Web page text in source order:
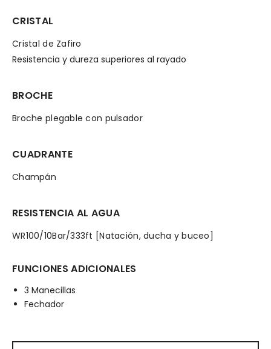
CRISTAL
Cristal de Zafiro
Resistencia y dureza superiores al rayado
BROCHE
Broche plegable con pulsador
CUADRANTE
Champán
RESISTENCIA AL AGUA
WR100/10Bar/333ft [Natación, ducha y buceo]
FUNCIONES ADICIONALES
3 Manecillas
Fechador